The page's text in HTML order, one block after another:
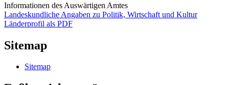
Informationen des Auswärtigen Amtes
Landeskundliche Angaben zu Politik, Wirtschaft und Kultur
Länderprofil als PDF
Sitemap
Sitemap